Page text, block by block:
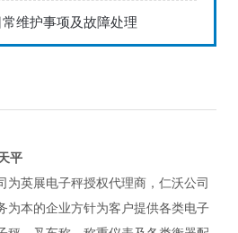
维护事项及故障处理
平
为英展电子秤授权代理商，仁沃公司
为本的企业方针为客户提供各类电子